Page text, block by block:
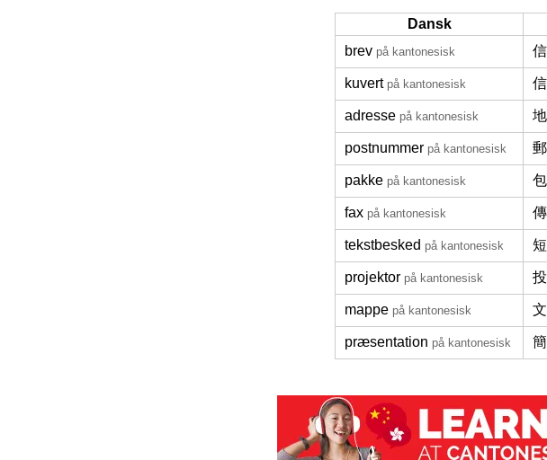
Dansk
brev på kantonesisk
kuvert på kantonesisk
adresse på kantonesisk
postnummer på kantonesisk
pakke på kantonesisk
fax på kantonesisk
tekstbesked på kantonesisk
projektor på kantonesisk
mappe på kantonesisk
præsentation på kantonesisk